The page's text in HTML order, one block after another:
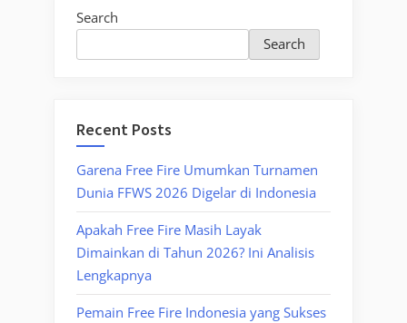
Search
Search
Recent Posts
Garena Free Fire Umumkan Turnamen
Dunia FFWS 2026 Digelar di Indonesia
Apakah Free Fire Masih Layak
Dimainkan di Tahun 2026? Ini Analisis
Lengkapnya
Pemain Free Fire Indonesia yang Sukses